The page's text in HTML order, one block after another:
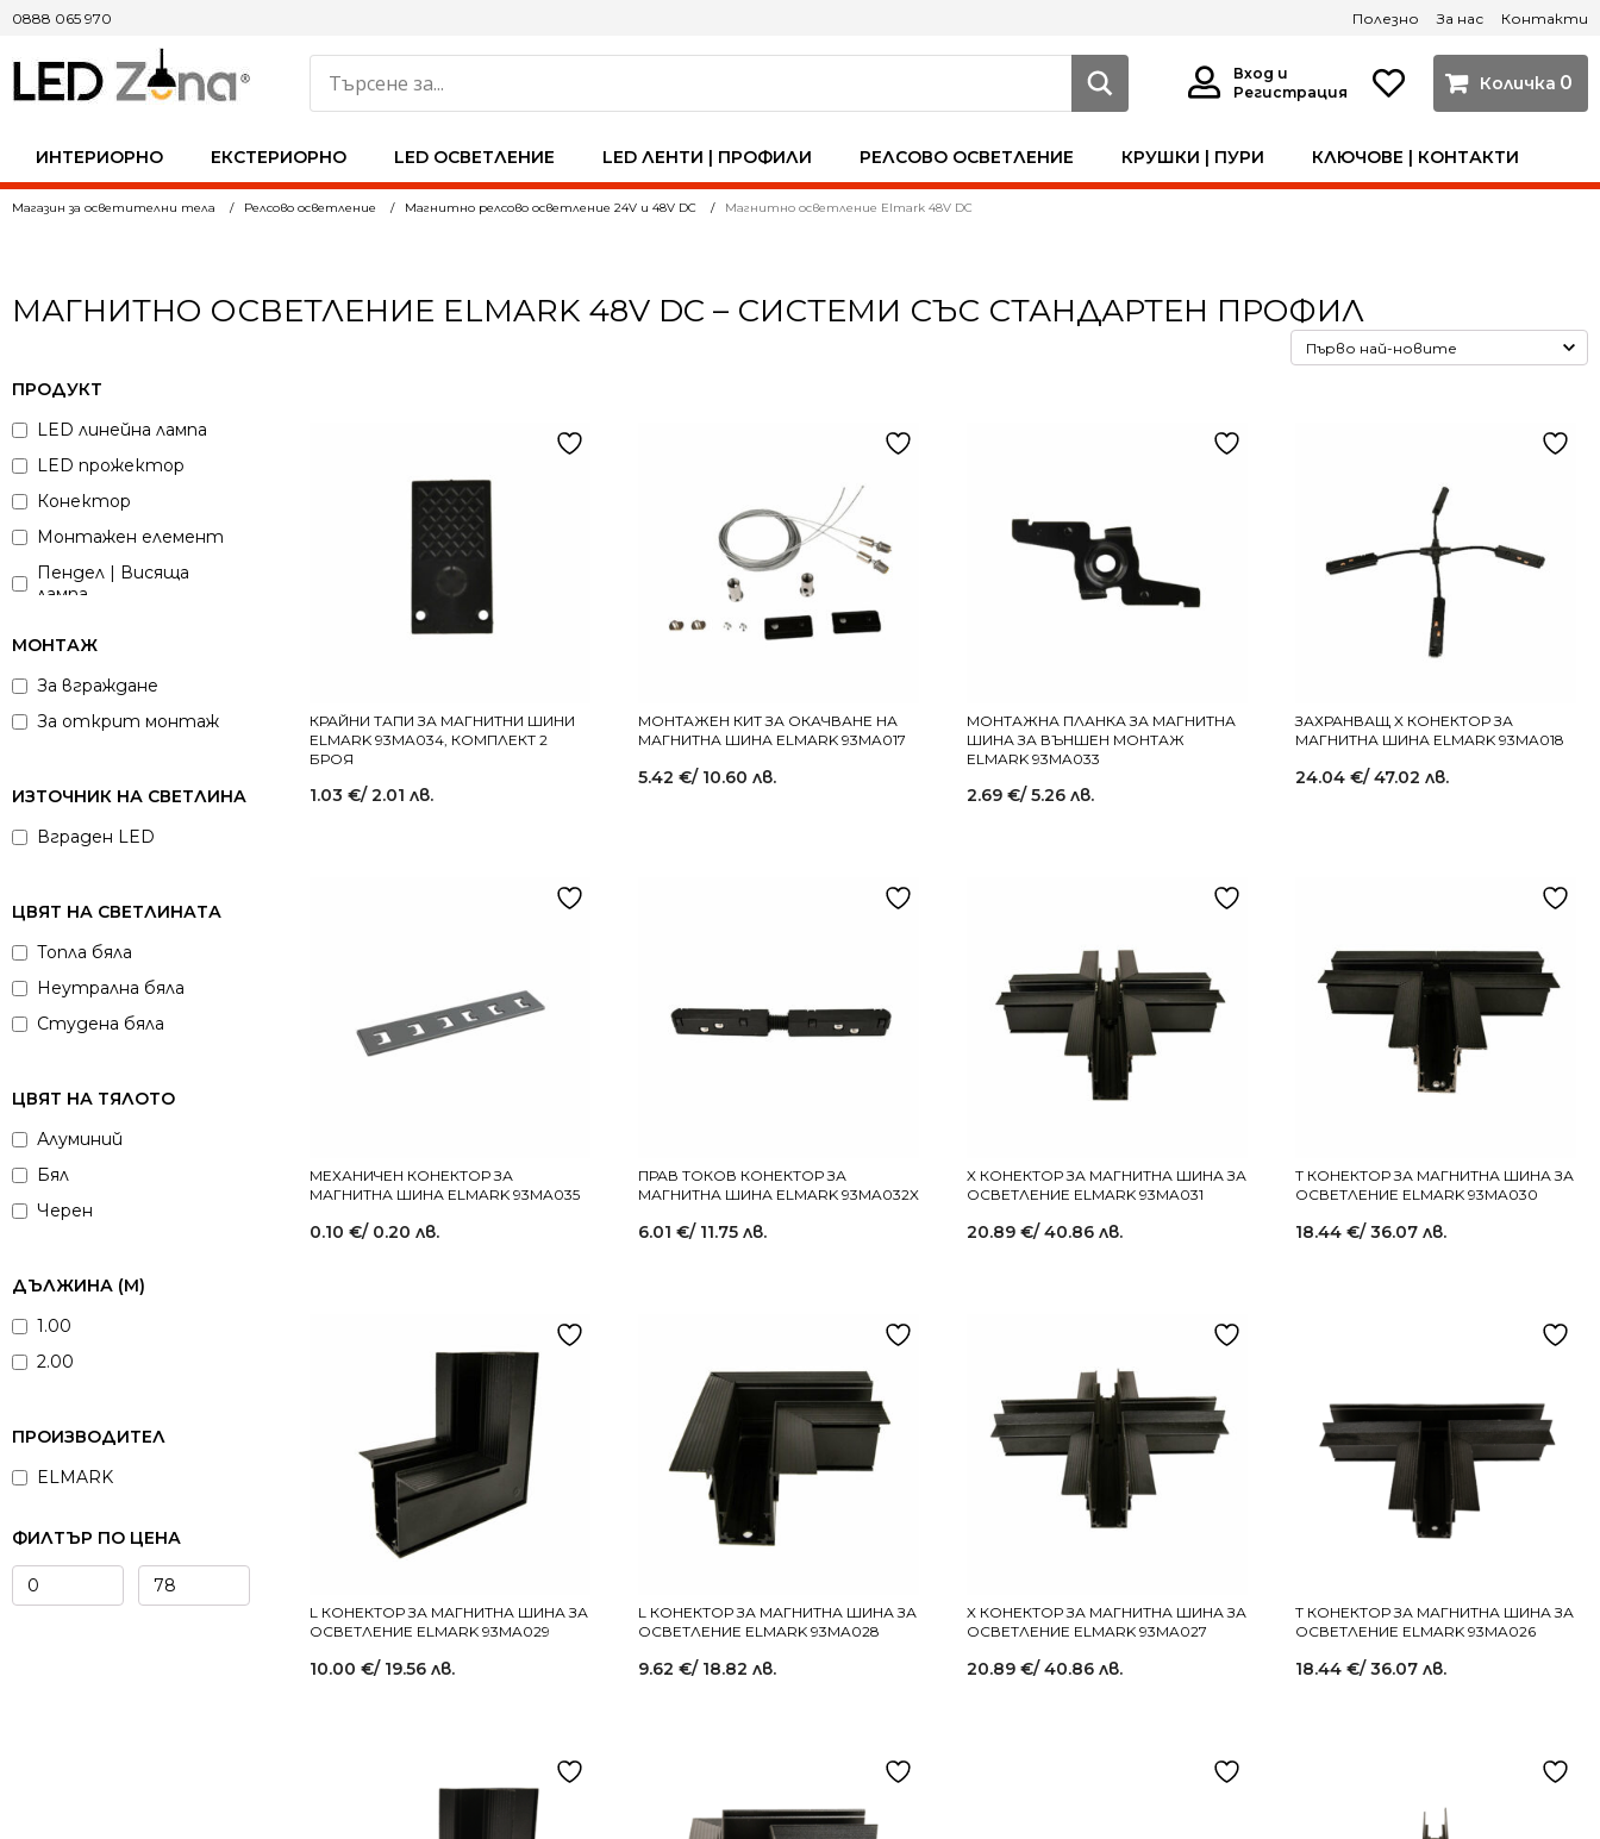
ИНТЕРИОРНО ЕКСТЕРИОРНО LED ОСВЕТЛЕНИЕ LED ЛЕНТИ | ПРОФИЛИ РЕЛСОВО ОСВЕТЛЕНИЕ КРУШКИ | ПУРИ КЛЮЧОВЕ | КОНТАКТИ
0
0888 065 970
Вход и
Регистрация
Полезно За нас Контакти
Магазин за осветителни тела Релсово осветление Магнитно релсово осветление 24V и 48V DC Магнитно осветление Elmark 48V DC
МАГНИТНО ОСВЕТЛЕНИЕ ELMARK 48V DC – СИСТЕМИ СЪС СТАНДАРТЕН ПРОФИЛ
ПРОДУКТ
LED линейна лампа
LED прожектор
Конектор
Монтажен елемент
Пендел | Висяща
лампа
МОНТАЖ
За вграждане
За открит монтаж
ИЗТОЧНИК НА СВЕТЛИНА
Вграден LED
ЦВЯТ НА СВЕТЛИНАТА
Топла бяла
Неутрална бяла
Студена бяла
ЦВЯТ НА ТЯЛОТО
Алуминий
Бял
Черен
ДЪЛЖИНА (М)
1.00
2.00
ПРОИЗВОДИТЕЛ
ELMARK
ФИЛТЪР ПО ЦЕНА
КРАЙНИ ТАПИ ЗА МАГНИТНИ ШИНИ
ELMARK 93MA034, КОМПЛЕКТ 2
БРОЯ
1.03 €/ 2.01 лв.
МОНТАЖЕН КИТ ЗА ОКАЧВАНЕ НА
МАГНИТНА ШИНА ELMARK 93MA017
5.42 €/ 10.60 лв.
МОНТАЖНА ПЛАНКА ЗА МАГНИТНА
ШИНА ЗА ВЪНШЕН МОНТАЖ
ELMARK 93MA033
2.69 €/ 5.26 лв.
ЗАХРАНВАЩ X КОНЕКТОР ЗА
МАГНИТНА ШИНА ELMARK 93MA018
24.04 €/ 47.02 лв.
МЕХАНИЧЕН КОНЕКТОР ЗА
МАГНИТНА ШИНА ELMARK 93MA035
0.10 €/ 0.20 лв.
ПРАВ ТОКОВ КОНЕКТОР ЗА
МАГНИТНА ШИНА ELMARK 93MA032X
6.01 €/ 11.75 лв.
X КОНЕКТОР ЗА МАГНИТНА ШИНА ЗА
ОСВЕТЛЕНИЕ ELMARK 93MA031
20.89 €/ 40.86 лв.
T КОНЕКТОР ЗА МАГНИТНА ШИНА ЗА
ОСВЕТЛЕНИЕ ELMARK 93MA030
18.44 €/ 36.07 лв.
L КОНЕКТОР ЗА МАГНИТНА ШИНА ЗА
ОСВЕТЛЕНИЕ ELMARK 93MA029
10.00 €/ 19.56 лв.
L КОНЕКТОР ЗА МАГНИТНА ШИНА ЗА
ОСВЕТЛЕНИЕ ELMARK 93MA028
9.62 €/ 18.82 лв.
X КОНЕКТОР ЗА МАГНИТНА ШИНА ЗА
ОСВЕТЛЕНИЕ ELMARK 93MA027
20.89 €/ 40.86 лв.
T КОНЕКТОР ЗА МАГНИТНА ШИНА ЗА
ОСВЕТЛЕНИЕ ELMARK 93MA026
18.44 €/ 36.07 лв.